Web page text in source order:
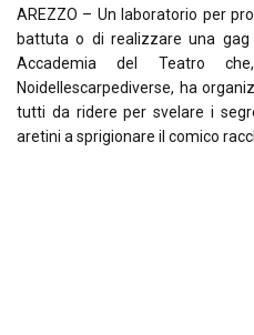
AREZZO – Un laboratorio per
battuta o di realizzare una
Accademia del Teatro
Noidellescarpediverse, ha
tutti da ridere per svelare i
aretini a sprigionare il comico